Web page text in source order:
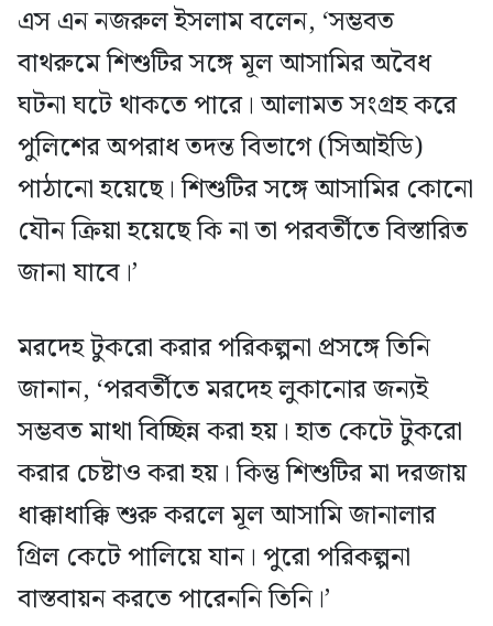
এস এন নজরুল ইসলাম বলেন, ‘সম্ভবত
বাথরুমে শিশুটির সঙ্গে মূল আসামির অবৈধ
ঘটনা ঘটে থাকতে পারে। আলামত সংগ্রহ করে
পুলিশের অপরাধ তদন্ত বিভাগে (সিআইডি)
পাঠানো হয়েছে। শিশুটির সঙ্গে আসামির কোনো
যৌন ক্রিয়া হয়েছে কি না তা পরবর্তীতে বিস্তারিত
জানা যাবে।’
মরদেহ টুকরো করার পরিকল্পনা প্রসঙ্গে তিনি
জানান, ‘পরবর্তীতে মরদেহ লুকানোর জন্যই
সম্ভবত মাথা বিচ্ছিন্ন করা হয়। হাত কেটে টুকরো
করার চেষ্টাও করা হয়। কিন্তু শিশুটির মা দরজায়
ধাক্কাধাক্কি শুরু করলে মূল আসামি জানালার
গ্রিল কেটে পালিয়ে যান। পুরো পরিকল্পনা
বাস্তবায়ন করতে পারেননি তিনি।’